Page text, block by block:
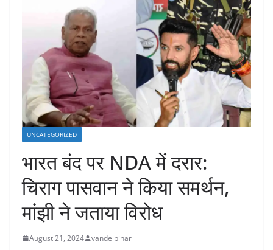
UNCATEGORIZED
भारत बंद पर NDA में दरार:
चिराग पासवान ने किया समर्थन,
मांझी ने जताया विरोध
August 21, 2024 vande bihar